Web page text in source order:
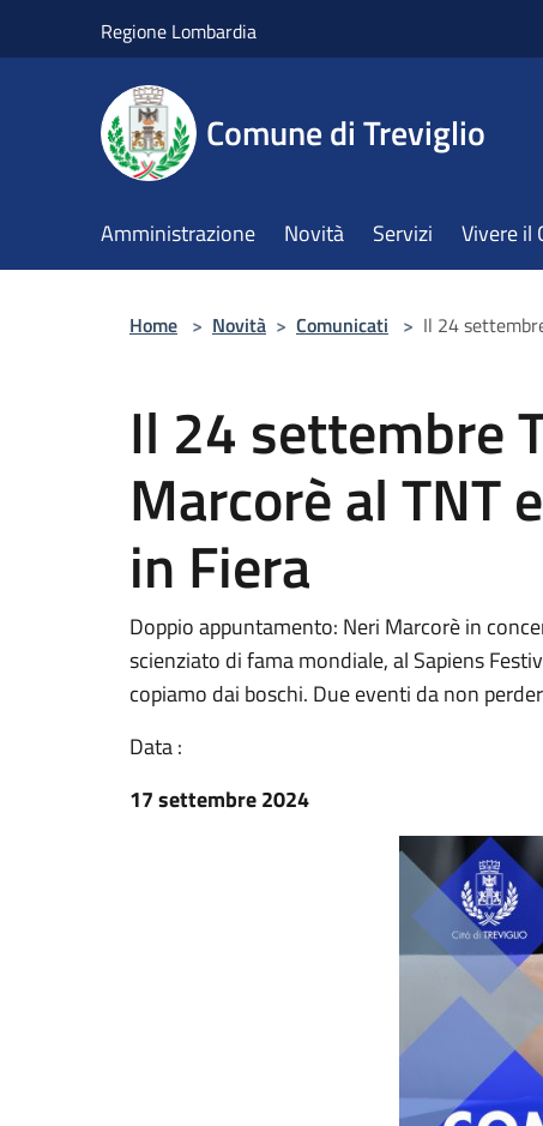
Regione Lombardia
Comune di Treviglio
Amministrazione Novità Servizi Vivere il
Home > Novità > Comunicati > Il 24
Il 24 settembre
Marcorè al TNT
in Fiera
Doppio appuntamento: Neri Marcorè in
scienziato di fama mondiale, al Sapiens
copiamo dai boschi. Due eventi da non
Data :
17 settembre 2024